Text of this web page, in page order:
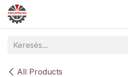
Skip to Content
All Products